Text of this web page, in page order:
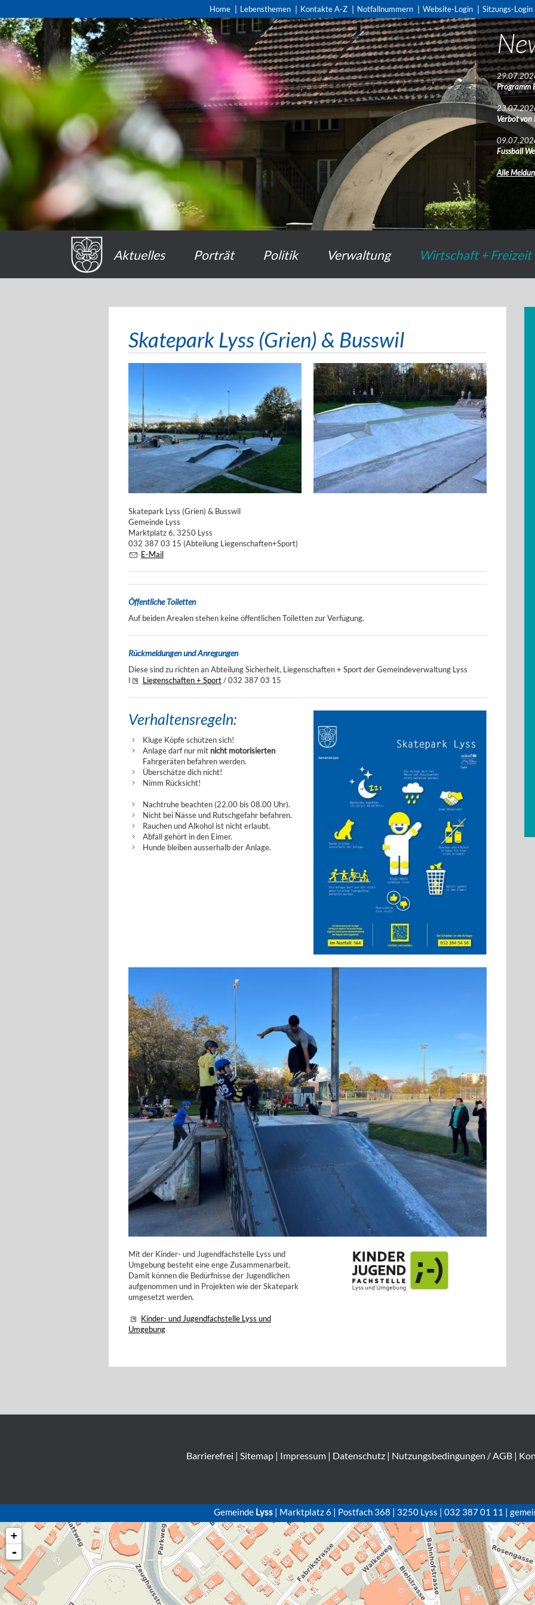
Home Lebensthemen Kontakte A-Z Notfallnummern Website-Login Sitzungs-Login
Programm
Verbot von
Fussball
Alle
Tag der
bauen
Alle
Aktuelles Porträt Politik Verwaltung Wirtschaft + Freizeit
Skatepark Lyss (Grien) & Busswil
Skatepark Lyss (Grien) & Busswil
Gemeinde Lyss
Marktplatz 6, 3250 Lyss
032 387 03 15 (Abteilung Liegenschaften+Sport)
E-Mail
Öffentliche Toiletten
Auf beiden Arealen stehen keine öffentlichen Toiletten zur Verfügung.
Rückmeldungen und Anregungen
Diese sind zu richten an Abteilung Sicherheit, Liegenschaften + Sport der Gemeindeverwaltung Lyss
l
Liegenschaften + Sport/ 032 387 03 15
Verhaltensregeln:
Kluge Köpfe schützen sich!
Anlage darf nur mit nicht motorisierten
Fahrgeräten befahren werden.
Überschätze dich nicht!
Nimm Rücksicht!
Nachtruhe beachten (22.00 bis 08.00 Uhr).
Nicht bei Nässe und Rutschgefahr befahren.
Rauchen und Alkohol ist nicht erlaubt.
Abfall gehört in den Eimer.
Hunde bleiben ausserhalb der Anlage.
Mit der Kinder- und Jugendfachstelle Lyss und
Umgebung besteht eine enge Zusammenarbeit.
Damit können die Bedürfnisse der Jugendlichen
aufgenommen und in Projekten wie der Skatepark
umgesetzt werden.
Kinder- und Jugendfachstelle Lyss und
Umgebung
Barrierefrei | Sitemap| Impressum| Datenschutz| Nutzungsbedingungen / AGB|
Gemeinde Lyss | Marktplatz 6 | Postfach 368 | 3250 Lyss | 032 387 01 11 |